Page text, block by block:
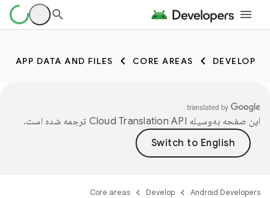
DEVELOP
CORE AREAS
APP DATA AND FILES
این صفحه به‌وسیله ترجمه شده است.
Android Developers
Develop
Core areas